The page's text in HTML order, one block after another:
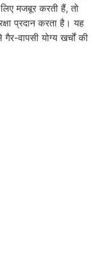
मजबूर करती हैं, तो
प्रदान करता है। यह
वापसी योग्य खर्चों की